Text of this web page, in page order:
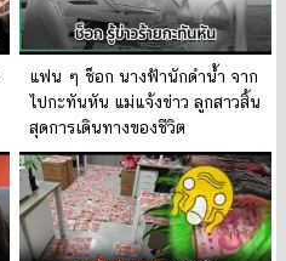
แฟน ๆ ช็อก นางฟ้านักดำน้ำ จาก
ไปกะทันหัน แม่แจ้งข่าว ลูกสาวสิ้น
สุดการเดินทางของชีวิต